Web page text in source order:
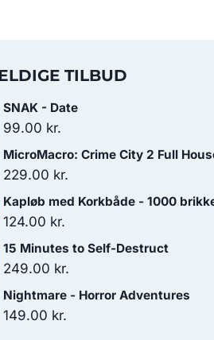
TILBUD
SNAK - Date
99.00 kr.
MicroMacro: Crime City 2 Full
229.00 kr.
Kapløb med Korkbåde - 1000
124.00 kr.
15 Minutes to Self-Destruct
249.00 kr.
Nightmare - Horror Adventures
149.00 kr.